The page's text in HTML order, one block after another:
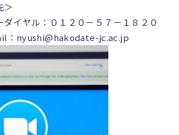
＞
ダイヤル：０１２０－５７－１８２０
：nyushi@hakodate-jc.ac.jp